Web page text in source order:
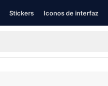
Stickers Iconos de interfaz